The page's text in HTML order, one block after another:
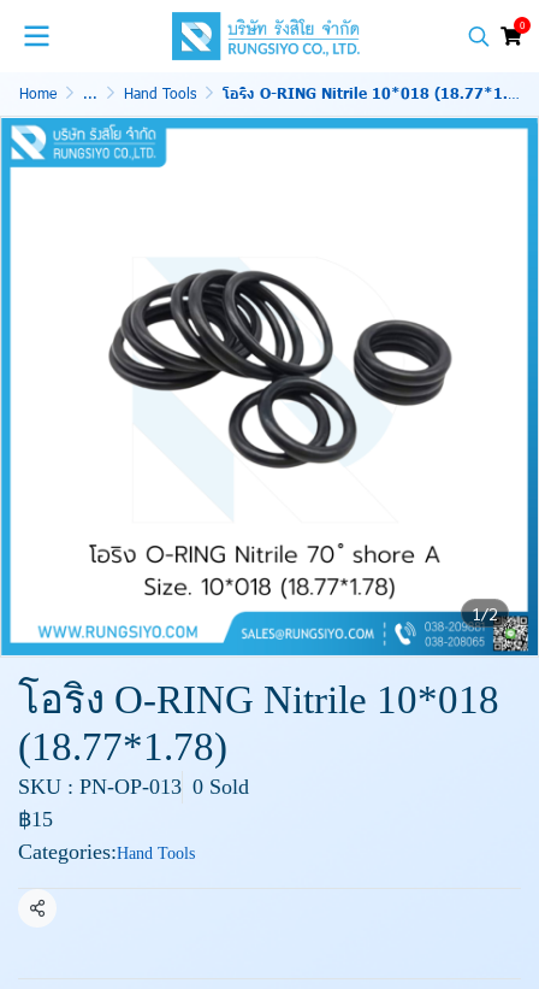
0
Home ... Hand Tools โอริง O-RING Nitrile 10*018 (18.77*1.78)
1/2
โอริง O-RING Nitrile 10*018
(18.77*1.78)
SKU : PN-OP-013 0 Sold
฿15
Categories:Hand Tools
Share